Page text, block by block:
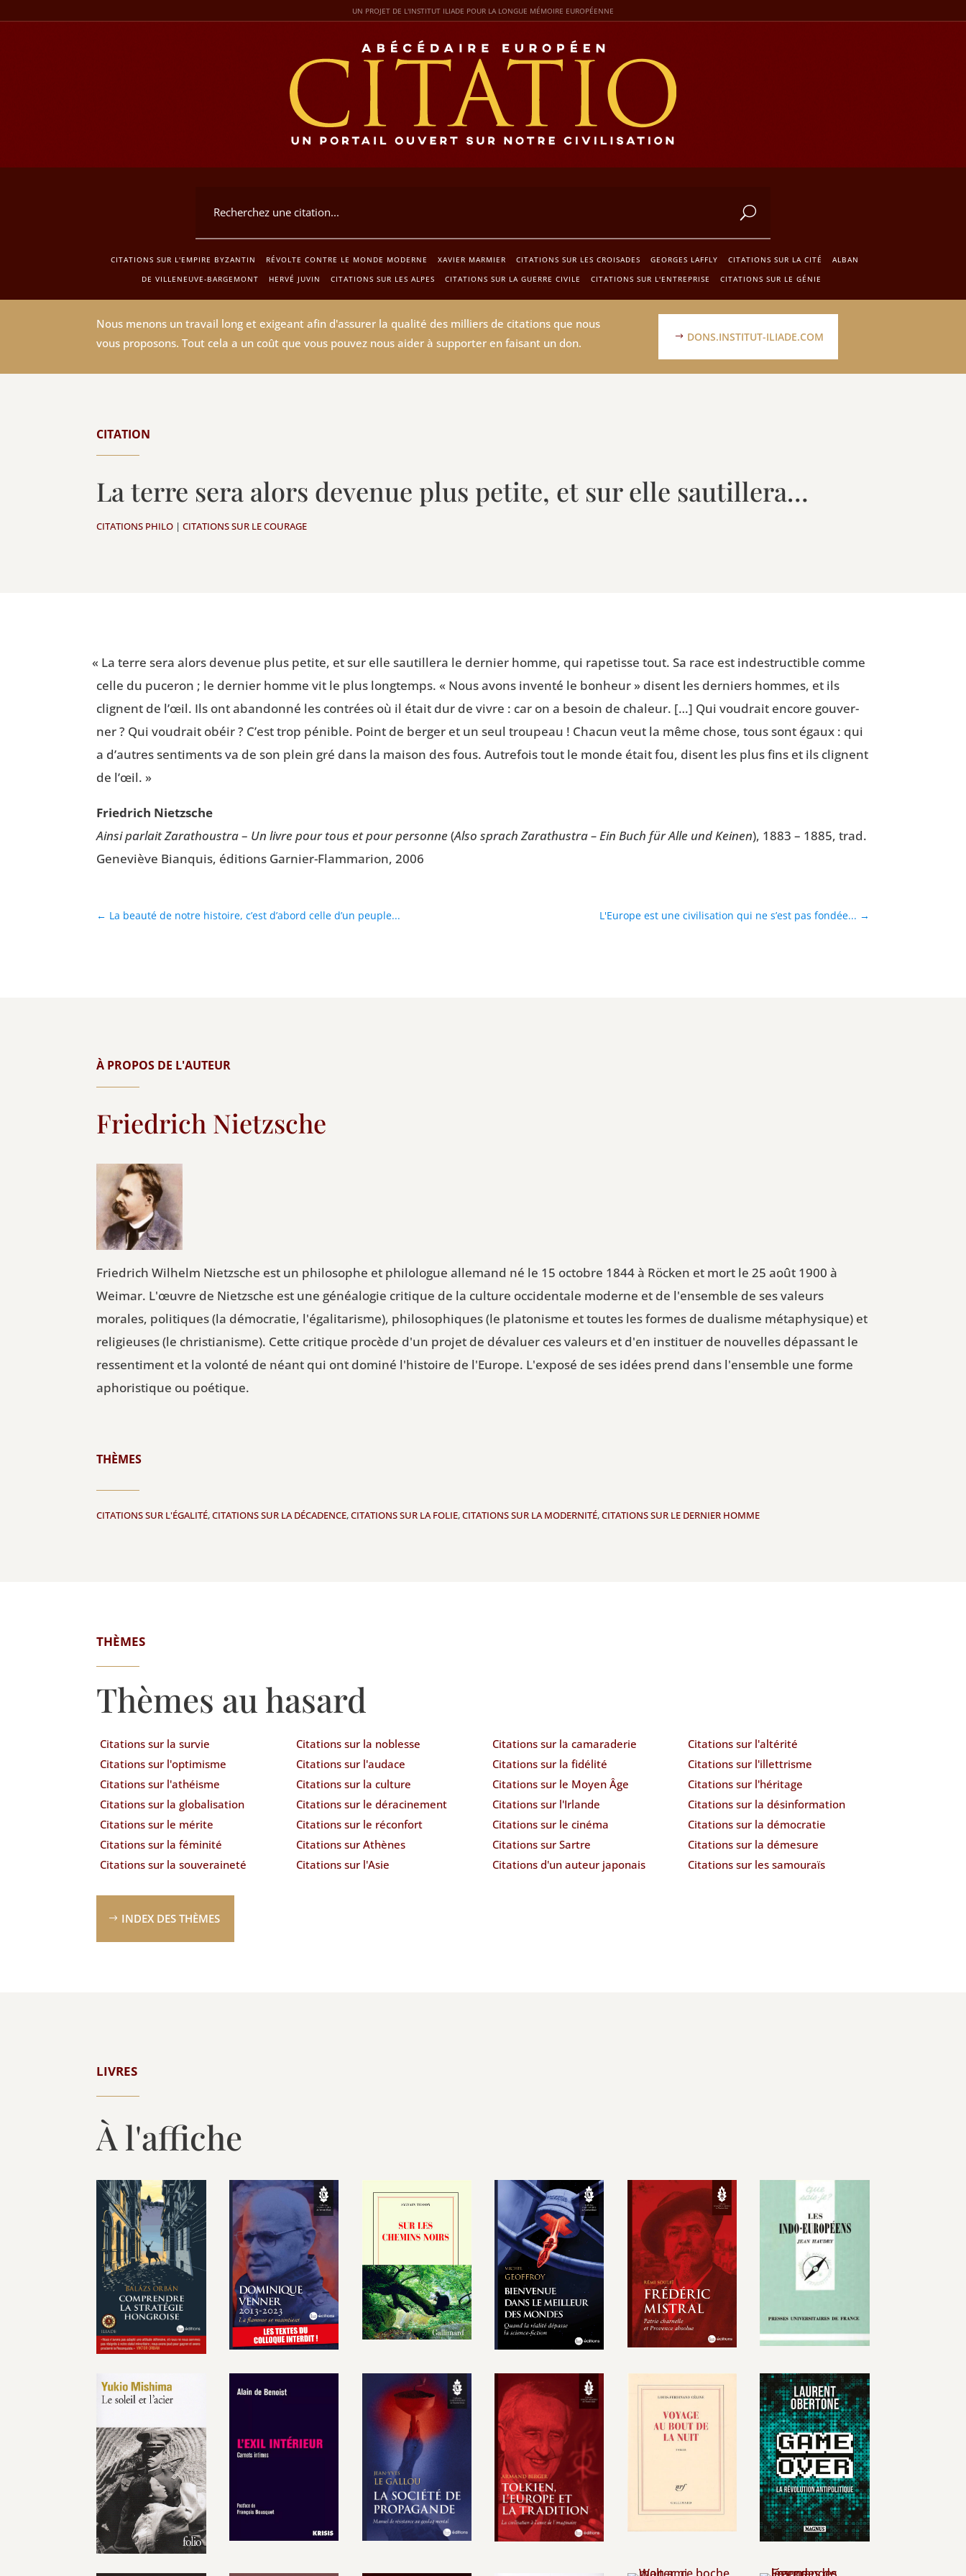
UN PROJET DE L'INSTITUT ILIADE POUR LA LONGUE MÉMOIRE EUROPÉENNE
CITATIONS SUR L'EMPIRE BYZANTIN RÉVOLTE CONTRE LE MONDE MODERNE XAVIER MARMIER CITATIONS SUR LES CROISADES GEORGES LAFFLY CITATIONS SUR LA CITÉ
ALBAN
DE VILLENEUVE-BARGEMONT
HERVÉ JUVIN CITATIONS SUR LES ALPES CITATIONS SUR LA GUERRE CIVILE CITATIONS SUR L'ENTREPRISE CITATIONS SUR LE GÉNIE
Nous menons un travail long et exigeant afin d'assurer la qualité des milliers de citations que nous
vous proposons. Tout cela a un coût que vous pouvez nous aider à supporter en faisant un don.
DONS.INSTITUT-ILIADE.COM
CITATION
La terre sera alors devenue plus petite, et sur elle sautillera…
CITATIONS PHILO |CITATIONS SUR LE COURAGE
« La terre sera alors deve­nue plus petite, et sur elle sau­tille­ra le der­nier homme, qui rape­tisse tout. Sa race est indes­truc­tible comme
celle du puce­ron ; le der­nier homme vit le plus long­temps. « Nous avons inven­té le bon­heur » disent les der­niers hommes, et ils
clignent de l’œil. Ils ont aban­don­né les contrées où il était dur de vivre : car on a besoin de cha­leur. […] Qui vou­drait encore gou­ver­
ner ? Qui vou­drait obéir ? C’est trop pénible. Point de ber­ger et un seul trou­peau ! Cha­cun veut la même chose, tous sont égaux : qui
a d’autres sen­ti­ments va de son plein gré dans la mai­son des fous. Autre­fois tout le monde était fou, disent les plus fins et ils clignent
de l’œil. »
Frie­drich Nietzsche
Ain­si par­lait Zara­thous­tra– Un livre pour tous et pour per­sonne(Also sprach Zara­thus­tra – Ein Buch für Alle und Kei­nen), 1883 – 1885, trad.
Gene­viève Bian­quis, édi­tions Gar­nier-Flam­ma­rion, 2006
← La beauté de notre histoire, c’est d’abord celle d’un peuple... L'Europe est une civilisation qui ne s’est pas fondée... →
À PROPOS DE L'AUTEUR
Friedrich Nietzsche
Friedrich Wilhelm Nietzsche est un philosophe et philologue allemand né le 15 octobre 1844 à Röcken et mort le 25 août 1900 à
Weimar. L'œuvre de Nietzsche est une généalogie critique de la culture occidentale moderne et de l'ensemble de ses valeurs
morales, politiques (la démocratie, l'égalitarisme), philosophiques (le platonisme et toutes les formes de dualisme métaphysique) et
religieuses (le christianisme). Cette critique procède d'un projet de dévaluer ces valeurs et d'en instituer de nouvelles dépassant le
ressentiment et la volonté de néant qui ont dominé l'histoire de l'Europe. L'exposé de ses idées prend dans l'ensemble une forme
aphoristique ou poétique.
THÈMES
CITATIONS SUR L'ÉGALITÉ,CITATIONS SUR LA DÉCADENCE,CITATIONS SUR LA FOLIE,CITATIONS SUR LA MODERNITÉ,CITATIONS SUR LE DERNIER HOMME
THÈMES
Thèmes au hasard
Citations sur la survie
Citations sur l'optimisme
Citations sur l'athéisme
Citations sur la globalisation
Citations sur le mérite
Citations sur la féminité
Citations sur la souveraineté
Citations sur la noblesse
Citations sur l'audace
Citations sur la culture
Citations sur le déracinement
Citations sur le réconfort
Citations sur Athènes
Citations sur l'Asie
Citations sur la camaraderie
Citations sur la fidélité
Citations sur le Moyen Âge
Citations sur l'Irlande
Citations sur le cinéma
Citations sur Sartre
Citations d'un auteur japonais
Citations sur l'altérité
Citations sur l'illettrisme
Citations sur l'héritage
Citations sur la désinformation
Citations sur la démocratie
Citations sur la démesure
Citations sur les samouraïs
INDEX DES THÈMES
LIVRES
À l'affiche